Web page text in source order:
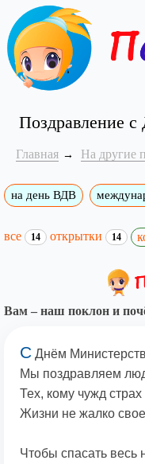
Поздравление
Главная На другие
на день ВДВ
все 14 открытки 14
Вам – наш поклон и
С Днём
Мы поздравляем
Тех, кому чужд страх
Жизни не жалко
Чтобы спасать весь